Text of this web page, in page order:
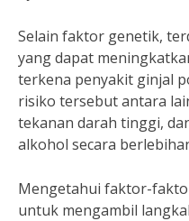
Selain faktor genetik,
yang dapat
terkena penyakit ginjal
risiko tersebut antara
tekanan darah tinggi,
alkohol secara
Mengetahui faktor-
untuk mengambil